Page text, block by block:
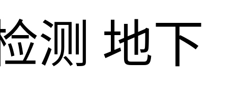
测 地下